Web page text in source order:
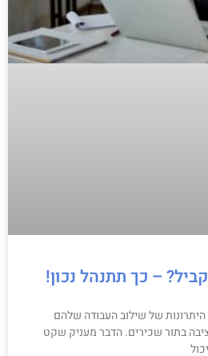
– כך תתנהל נכון!
של שילוב העבודה שלהם
בתור שכירים. הדבר מעניק שקט